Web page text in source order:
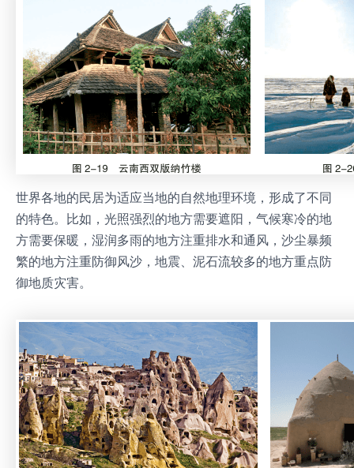
世界各地的民居为适应当地的自然地理环境，形成了不同
的特色。比如，光照强烈的地方需要遮阳，气候寒冷的地
方需要保暖，湿润多雨的地方注重排水和通风，沙尘暴频
繁的地方注重防御风沙，地震、泥石流较多的地方重点防
御地质灾害。